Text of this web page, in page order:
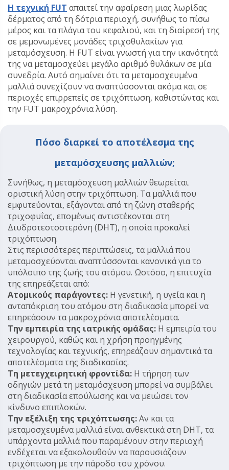
Η τεχνική FUT απαιτεί την αφαίρεση μιας λωρίδας
δέρματος από τη δότρια περιοχή, συνήθως το πίσω
μέρος και τα πλάγια του κεφαλιού, και τη διαίρεσή της
σε μεμονωμένες μονάδες τριχοθυλακίων για
μεταμόσχευση. Η FUT είναι γνωστή για την ικανότητά
της να μεταμοσχεύει μεγάλο αριθμό θυλάκων σε μία
συνεδρία. Αυτό σημαίνει ότι τα μεταμοσχευμένα
μαλλιά συνεχίζουν να αναπτύσσονται ακόμα και σε
περιοχές επιρρεπείς σε τριχόπτωση, καθιστώντας και
την FUT μακροχρόνια λύση.
Πόσο διαρκεί το αποτέλεσμα της
μεταμόσχευσης μαλλιών;
Συνήθως, η μεταμόσχευση μαλλιών θεωρείται
οριστική λύση στην τριχόπτωση. Τα μαλλιά που
εμφυτεύονται, εξάγονται από τη ζώνη σταθερής
τριχοφυΐας, επομένως αντιστέκονται στη
Διυδροτεστοστερόνη (DHT), η οποία προκαλεί
τριχόπτωση.
Στις περισσότερες περιπτώσεις, τα μαλλιά που
μεταμοσχεύονται αναπτύσσονται κανονικά για το
υπόλοιπο της ζωής του ατόμου. Ωστόσο, η επιτυχία
της επηρεάζεται από:
Ατομικούς παράγοντες: Η γενετική, η υγεία και η
ανταπόκριση του ατόμου στη διαδικασία μπορεί να
επηρεάσουν τα μακροχρόνια αποτελέσματα.
Την εμπειρία της ιατρικής ομάδας: Η εμπειρία του
χειρουργού, καθώς και η χρήση προηγμένης
τεχνολογίας και τεχνικής, επηρεάζουν σημαντικά τα
αποτελέσματα της διαδικασίας.
Τη μετεγχειρητική φροντίδα: Η τήρηση των
οδηγιών μετά τη μεταμόσχευση μπορεί να συμβάλει
στη διαδικασία επούλωσης και να μειώσει τον
κίνδυνο επιπλοκών.
Την εξέλιξη της τριχόπτωσης:Αν και τα
μεταμοσχευμένα μαλλιά είναι ανθεκτικά στη DHT, τα
υπάρχοντα μαλλιά που παραμένουν στην περιοχή
ενδέχεται να εξακολουθούν να παρουσιάζουν
τριχόπτωση με την πάροδο του χρόνου.